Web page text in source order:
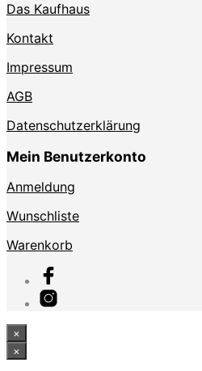
Das Kaufhaus
Kontakt
Impressum
AGB
Datenschutzerklärung
Mein Benutzerkonto
Anmeldung
Wunschliste
Warenkorb
×
×